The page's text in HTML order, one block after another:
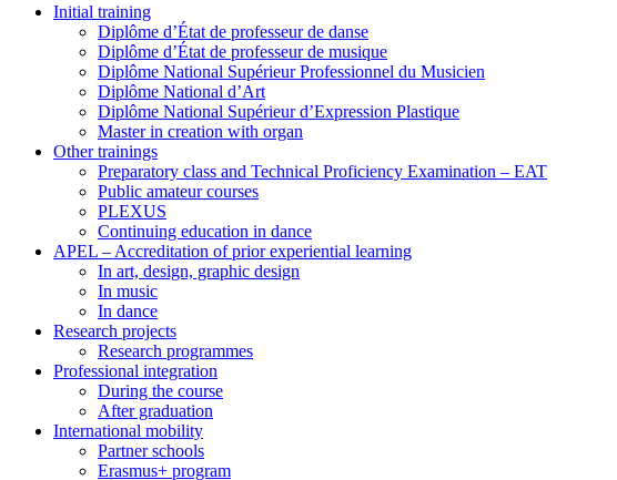
Initial training
Diplôme d’État de professeur de danse
Diplôme d’État de professeur de musique
Diplôme National Supérieur Professionnel du Musicien
Diplôme National d’Art
Diplôme National Supérieur d’Expression Plastique
Master in creation with organ
Other trainings
Preparatory class and Technical Proficiency Examination – EAT
Public amateur courses
PLEXUS
Continuing education in dance
APEL – Accreditation of prior experiential learning
In art, design, graphic design
In music
In dance
Research projects
Research programmes
Professional integration
During the course
After graduation
International mobility
Partner schools
Erasmus+ program